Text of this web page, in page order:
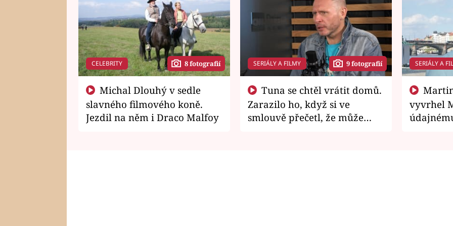
CELEBRITY 8 fotografií
slavného filmového koně.
Jezdil na něm i Draco Malfoy
SERIÁLY A FILMY 9 fotografií
Zarazilo ho, když si ve
smlouvě přečetl, že může
SERIÁLY A
vyvrhel